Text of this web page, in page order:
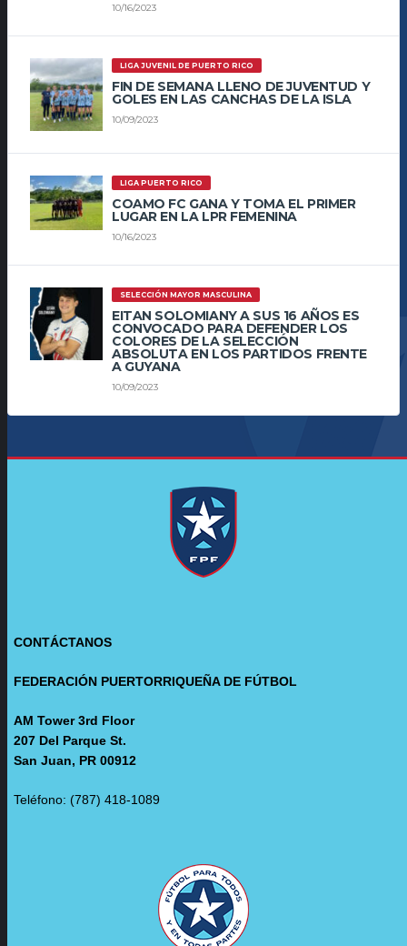
10/16/2023
LIGA JUVENIL DE PUERTO RICO
FIN DE SEMANA LLENO DE JUVENTUD Y
GOLES EN LAS CANCHAS DE LA ISLA
10/09/2023
LIGA PUERTO RICO
COAMO FC GANA Y TOMA EL PRIMER
LUGAR EN LA LPR FEMENINA
10/16/2023
SELECCIÓN MAYOR MASCULINA
EITAN SOLOMIANY A SUS 16 AÑOS ES
CONVOCADO PARA DEFENDER LOS
COLORES DE LA SELECCIÓN
ABSOLUTA EN LOS PARTIDOS FRENTE
A GUYANA
10/09/2023
CONTÁCTANOS
FEDERACIÓN PUERTORRIQUEÑA DE FÚTBOL
AM Tower 3rd Floor
207 Del Parque St.
San Juan, PR 00912
Teléfono: (787) 418-1089